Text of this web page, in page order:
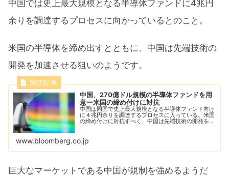
中国では史上最大規模となる半導体ファンドに4兆円
余りを調達するプロセスに向かっているとのこと。
米国の半導体を締め出すとともに、中国は先端技術の
開発を加速させる狙いのようです。
中国、270億ドル規模の半導体ファンドを用
意ー米国の締め付けに対抗
中国は同国で史上最大規模となる半導体ファンド向け
に４兆円余りを調達するプロセスに入っている。米国
の締め付けに対抗すべく、中国は先端技術の開発を加
www.bloomberg.co.jp
巨大なマーケットである中国が規制を強めるようだ